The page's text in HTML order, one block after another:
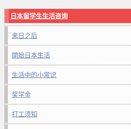
日本留学生生活咨询
来日之后
開始日本生活
生活中的小常识
奖学金
打工须知